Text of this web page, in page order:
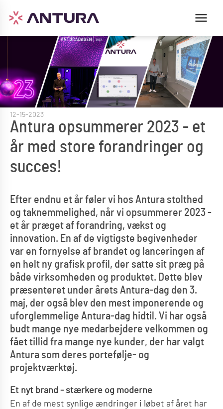
12-15-2023
Antura opsummerer 2023 - et
år med store forandringer og
succes!
Efter endnu et år føler vi hos Antura stolthed
og taknemmelighed, når vi opsummerer 2023 -
et år præget af forandring, vækst og
innovation. En af de vigtigste begivenheder
var en fornyelse af brandet og lanceringen af
en helt ny grafisk profil, der satte sit præg på
både virksomheden og produktet. Dette blev
præsenteret under årets Antura-dag den 3.
maj, der også blev den mest imponerende og
uforglemmelige Antura-dag hidtil. Vi har også
budt mange nye medarbejdere velkommen og
fået tillid fra mange nye kunder, der har valgt
Antura som deres portefølje- og
projektværktøj.
Et nyt brand - stærkere og moderne
En af de mest synlige ændringer i løbet af året har